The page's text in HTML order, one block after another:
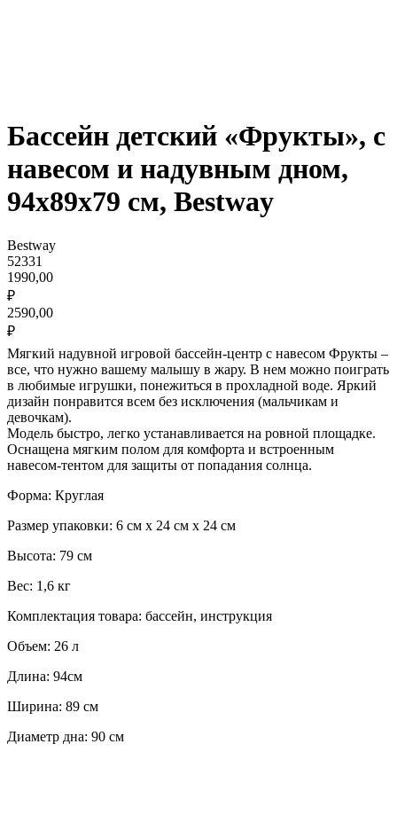
Бассейн детский «Фрукты», с
навесом и надувным дном,
94х89х79 см, Bestway
Bestway
52331
1990,00
₽
2590,00
₽
Мягкий надувной игровой бассейн-центр с навесом Фрукты –
все, что нужно вашему малышу в жару. В нем можно поиграть
в любимые игрушки, понежиться в прохладной воде. Яркий
дизайн понравится всем без исключения (мальчикам и
девочкам).
Модель быстро, легко устанавливается на ровной площадке.
Оснащена мягким полом для комфорта и встроенным
навесом-тентом для защиты от попадания солнца.
Форма: Круглая
Размер упаковки: 6 см х 24 см х 24 см
Высота: 79 см
Вес: 1,6 кг
Комплектация товара: бассейн, инструкция
Объем: 26 л
Длина: 94см
Ширина: 89 см
Диаметр дна: 90 см